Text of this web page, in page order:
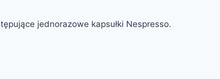
jednorazowe kapsułki Nespresso.